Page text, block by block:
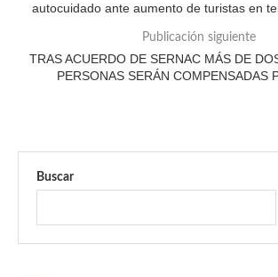
autocuidado ante aumento de turistas en
Publicación siguiente
TRAS ACUERDO DE SERNAC MÁS DE
PERSONAS SERÁN COMPENSADAS
Buscar